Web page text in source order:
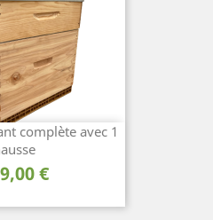
complète avec 1
€